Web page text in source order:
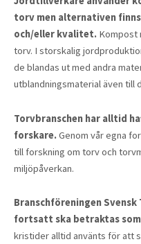
torv men alternativen
och/eller kvalitet. Kompost
torv. I storskalig
de blandas ut med andra
utblandningsmaterial även till
Torvbranschen har alltid
forskare.Genom vår egna
till forskning om torv och
miljöpåverkan.
Branschföreningen
fortsatt ska betraktas
kristider alltid använts för att